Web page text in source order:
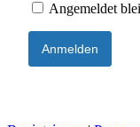
Angemeldet